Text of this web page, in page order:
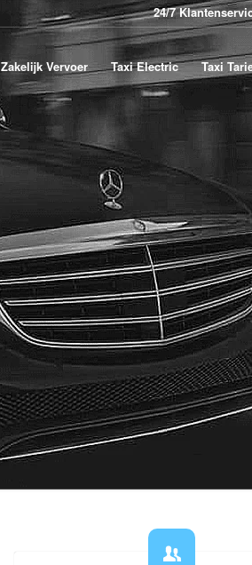
24/7
Zakelijk Vervoer Taxi Electric Taxi